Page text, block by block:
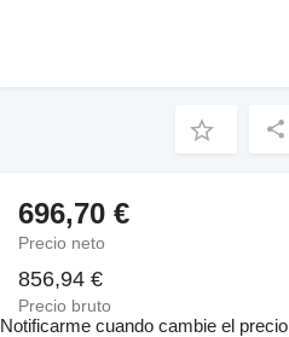
696,70 €
Precio neto
856,94 €
Precio bruto
Notificarme cuando cambie el precio